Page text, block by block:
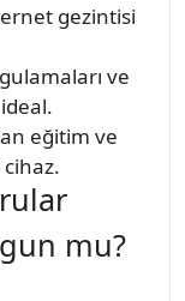
gezintisi
ve
eğitim ve
mu?